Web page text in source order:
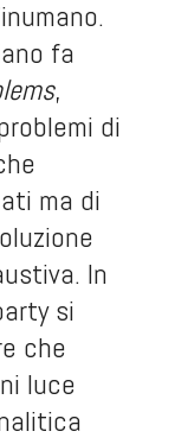
fa
,
di
ma di
In
si
che
luce